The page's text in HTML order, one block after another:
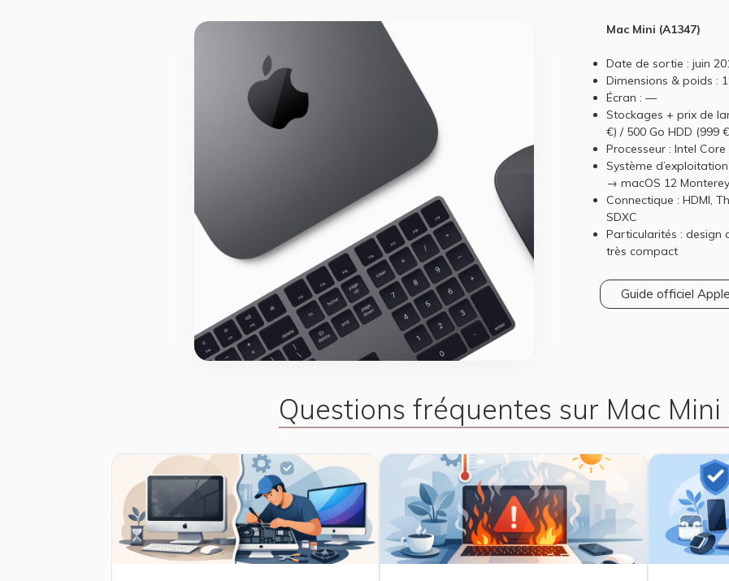
Mac Mini (A1347)
Date de sortie : juin
Dimensions & poids :
Écran : —
Stockages + prix de
€) / 500 Go HDD (999
Processeur : Intel
Système
→ macOS 12 Monterey
Connectique : HDMI,
SDXC
Particularités : design
très compact
Guide officiel
Questions fréquentes sur Mac